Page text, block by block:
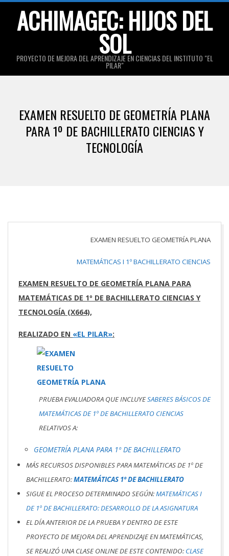
ACHIMAGEC: HIJOS DEL
SOL
PROYECTO DE MEJORA DEL APRENDIZAJE EN CIENCIAS DEL INSTITUTO "EL
PILAR"
MenuEXAMEN RESUELTO DE GEOMETRÍA PLANA
PARA 1º DE BACHILLERATO CIENCIAS Y
TECNOLOGÍA
EXAMEN RESUELTO GEOMETRÍA PLANA
MATEMÁTICAS I 1º BACHILLERATO CIENCIAS
EXAMEN RESUELTO DE GEOMETRÍA PLANA PARA
MATEMÁTICAS DE 1º DE BACHILLERATO CIENCIAS Y
TECNOLOGÍA (X664),
REALIZADO EN «EL PILAR»:
PRUEBA EVALUADORA QUE INCLUYESABERES BÁSICOS DE
MATEMÁTICAS DE 1º DE BACHILLERATO CIENCIAS
RELATIVOS A:
GEOMETRÍA PLANA PARA 1º DE BACHILLERATO
MÁS RECURSOS DISPONIBLES PARA MATEMÁTICAS DE 1º DE
BACHILLERATO:MATEMÁTICAS 1º DE BACHILLERATO
SIGUE EL PROCESO DETERMINADO SEGÚN:MATEMÁTICAS I
DE 1º DE BACHILLERATO: DESARROLLO DE LA ASIGNATURA
EL DÍA ANTERIOR DE LA PRUEBA Y DENTRO DE ESTE
PROYECTO DE MEJORA DEL APRENDIZAJE EN MATEMÁTICAS,
SE REALIZÓ UNA CLASE ONLINE DE ESTE CONTENIDO: CLASE